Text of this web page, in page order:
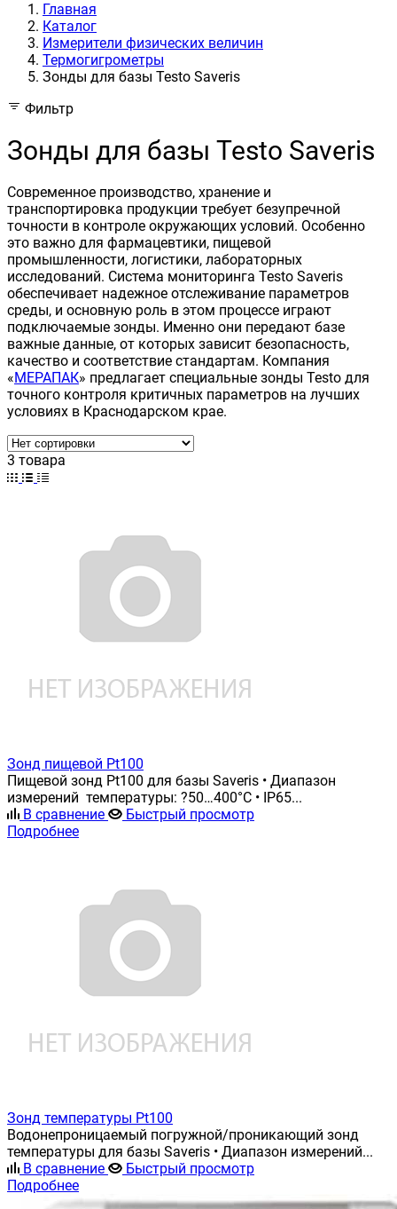
Главная
Каталог
Измерители физических величин
Термогигрометры
Зонды для базы Testo Saveris
Фильтр
Зонды для базы Testo Saveris
Современное производство, хранение и
транспортировка продукции требует безупречной
точности в контроле окружающих условий. Особенно
это важно для фармацевтики, пищевой
промышленности, логистики, лабораторных
исследований. Система мониторинга Testo Saveris
обеспечивает надежное отслеживание параметров
среды, и основную роль в этом процессе играют
подключаемые зонды. Именно они передают базе
важные данные, от которых зависит безопасность,
качество и соответствие стандартам. Компания
«МЕРАПАК» предлагает специальные зонды Testo для
точного контроля критичных параметров на лучших
условиях в Краснодарском крае.
3 товара
Зонд пищевой Pt100
Пищевой зонд Pt100 для базы Saveris • Диапазон
измерений температуры: ?50…400°C • IP65...
В сравнение
Быстрый просмотр
Подробнее
Зонд температуры Pt100
Водонепроницаемый погружной/проникающий зонд
температуры для базы Saveris • Диапазон измерений...
В сравнение
Быстрый просмотр
Подробнее